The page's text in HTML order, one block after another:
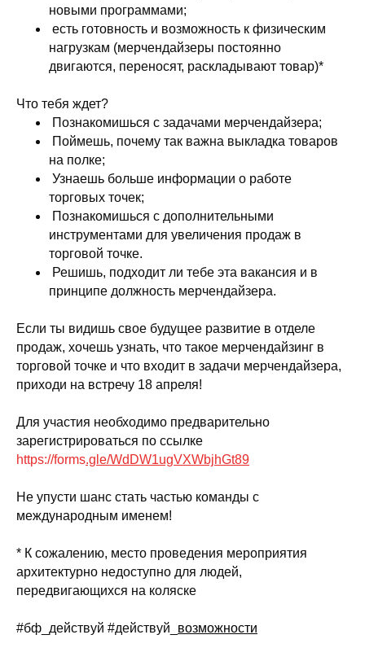
новыми программами;
есть готовность и возможность к физическим
нагрузкам (мерчендайзеры постоянно
двигаются, переносят, раскладывают товар)*
Что тебя ждет?
Познакомишься с задачами мерчендайзера;
Поймешь, почему так важна выкладка товаров
на полке;
Узнаешь больше информации о работе
торговых точек;
Познакомишься с дополнительными
инструментами для увеличения продаж в
торговой точке.
Решишь, подходит ли тебе эта вакансия и в
принципе должность мерчендайзера.
Если ты видишь свое будущее развитие в отделе
продаж, хочешь узнать, что такое мерчендайзинг в
торговой точке и что входит в задачи мерчендайзера,
приходи на встречу 18 апреля!
Для участия необходимо предварительно
зарегистрироваться по ссылке
https://forms.gle/WdDW1ugVXWbjhGt89
Не упусти шанс стать частью команды с
международным именем!
* К сожалению, место проведения мероприятия
архитектурно недоступно для людей,
передвигающихся на коляске
#бф_действуй #действуй_ возможности